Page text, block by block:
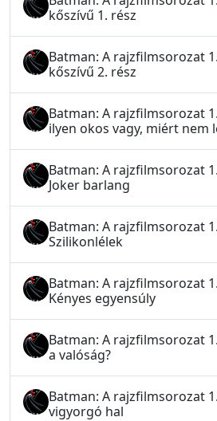
kőszívű 1. rész
Batman: A rajzfilmsorozat
kőszívű 2. rész
Batman: A rajzfilmsorozat
ilyen okos vagy, miért nem
Batman: A rajzfilmsorozat
Joker barlang
Batman: A rajzfilmsorozat
Szilikonlélek
Batman: A rajzfilmsorozat
Kényes egyensúly
Batman: A rajzfilmsorozat
a valóság?
Batman: A rajzfilmsorozat
vigyorgó hal